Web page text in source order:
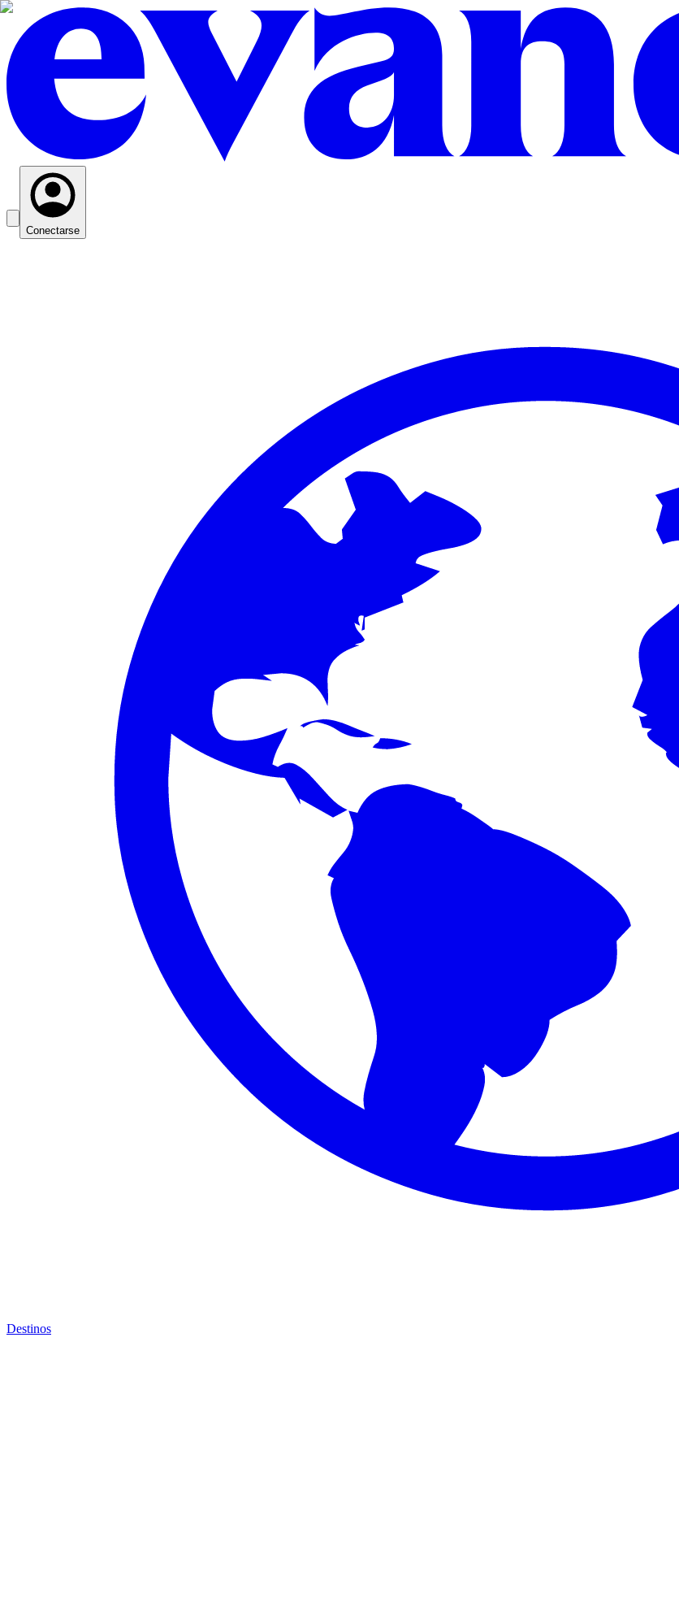
Conectarse
Destinos